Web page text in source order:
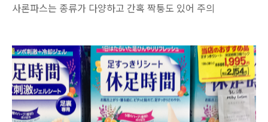
사론파스는 종류가 다양하고 간혹 짝퉁도 있어 주의